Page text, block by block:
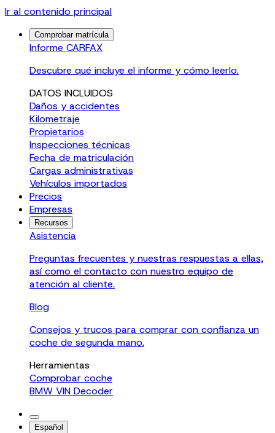
Ir al contenido principal
Comprobar matrícula
Informe CARFAX
Descubre qué incluye el informe y cómo leerlo.
DATOS INCLUIDOS
Daños y accidentes
Kilometraje
Propietarios
Inspecciones técnicas
Fecha de matriculación
Cargas administrativas
Vehículos importados
Precios
Empresas
Recursos
Asistencia
Preguntas frecuentes y nuestras respuestas a ellas,
así como el contacto con nuestro equipo de
atención al cliente.
Blog
Consejos y trucos para comprar con confianza un
coche de segunda mano.
Herramientas
Comprobar coche
BMW VIN Decoder
Español